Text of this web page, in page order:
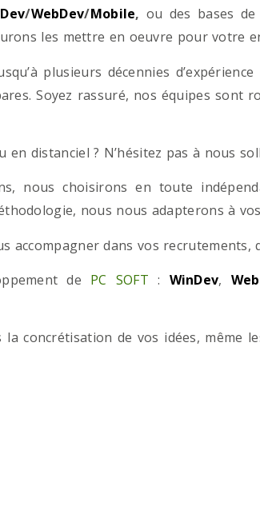
/WebDev/Mobile, ou des bases
les mettre en oeuvre pour votre
plusieurs décennies
Soyez rassuré, nos équipes
distanciel ? N’hésitez pas à nous
nous choisirons en toute
nous nous adapterons à
accompagner dans vos
de PC SOFT : WinDev,
concrétisation de vos idées, même